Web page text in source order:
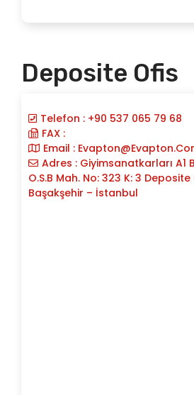
Deposite Ofis
Telefon : +90 537 065 79 68
FAX :
Email :
Adres : Giyimsanatkarları A1
O.S.B Mah. No: 323 K: 3 Deposite
Başakşehir – İstanbul